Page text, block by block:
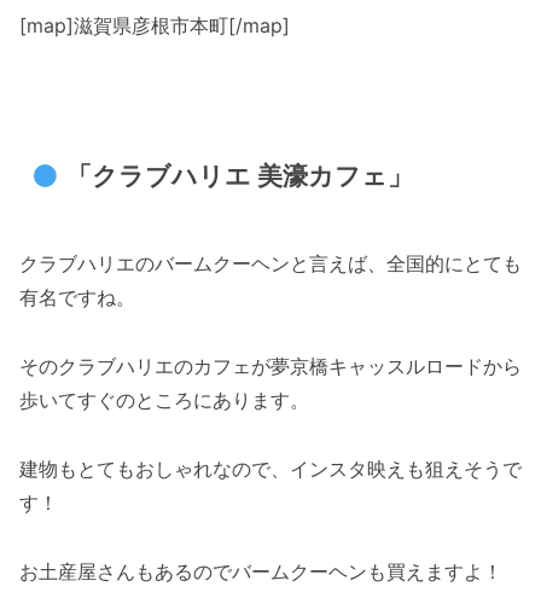
[map]滋賀県彦根市本町[/map]
「クラブハリエ 美濠カフェ」
クラブハリエのバームクーヘンと言えば、全国的にとても
有名ですね。
そのクラブハリエのカフェが夢京橋キャッスルロードから
歩いてすぐのところにあります。
建物もとてもおしゃれなので、インスタ映えも狙えそうで
す！
お土産屋さんもあるのでバームクーヘンも買えますよ！